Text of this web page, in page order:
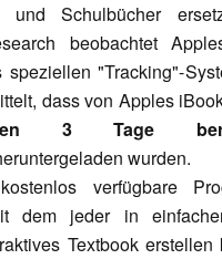
und Schulbücher
beobachtet
speziellen "Tracking"-
dass von Apples
3 Tage
wurden.
verfügbare
dem jeder in
Textbook erstellen